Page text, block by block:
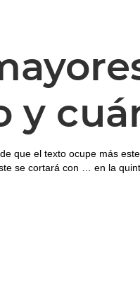
y
que el texto ocupe más
se cortará con … en la